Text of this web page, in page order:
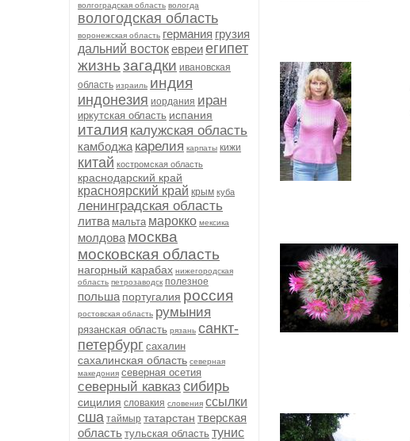
волгоградская область вологда
вологодская область
воронежская область германия грузия
дальний востокевреиегипет
жизньзагадки ивановская
область израиль индия
индонезия иордания иран
иркутская область испания
италия калужская область
камбоджа карелия карпаты кижи
китай костромская область
краснодарский край
красноярский край крым куба
ленинградская область
литва мальта марокко мексика
молдова москва
московская область
нагорный карабах нижегородская
область петрозаводск полезное
польша португалия россия
ростовская область румыния
рязанская область рязань санкт-
петербург сахалин
сахалинская область северная
македония северная осетия
северный кавказ сибирь
сицилия словакия словения ссылки
сша таймыр татарстан тверская
область тульская область тунис